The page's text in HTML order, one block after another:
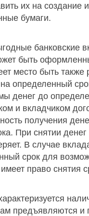
их на создание
бумаги.
банковские
быть
место быть также
определенный
денег до
и вкладчиком
получения
При снятии
В случае
срок для
право снятия
предъявляются